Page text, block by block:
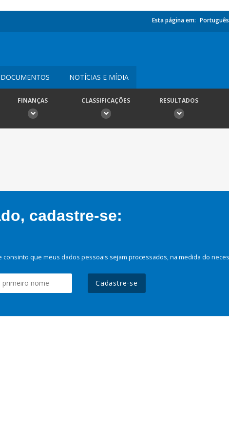
Esta página em: Português
DOCUMENTOS NOTÍCIAS E MÍDIA
FINANÇAS CLASSIFICAÇÕES RESULTADOS
cadastre-se:
que meus dados pessoais sejam processados, na medida do
Cadastre-se